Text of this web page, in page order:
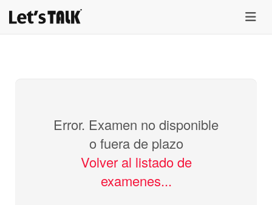
menu
Error. Examen no disponible
o fuera de plazo
Volver al listado de
examenes...